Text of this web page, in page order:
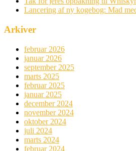
Lancering af ny kogebog: Mad
Arkiver
februar 2026
januar 2026
september 2025
marts 2025
februar 2025
januar 2025
december 2024
november 2024
oktober 2024
juli 2024
marts 2024
februar 2024